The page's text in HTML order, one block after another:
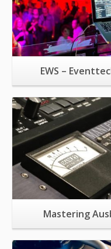
EWS –
Mastering